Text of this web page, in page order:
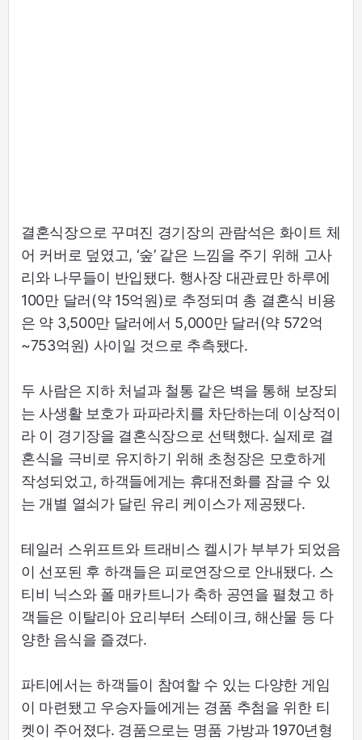
결혼식장으로 꾸며진 경기장의 관람석은 화이트 체
어 커버로 덮였고, ‘숲’ 같은 느낌을 주기 위해 고사
리와 나무들이 반입됐다. 행사장 대관료만 하루에
100만 달러(약 15억원)로 추정되며 총 결혼식 비용
은 약 3,500만 달러에서 5,000만 달러(약 572억
~753억원) 사이일 것으로 추측됐다.
두 사람은 지하 처널과 철통 같은 벽을 통해 보장되
는 사생활 보호가 파파라치를 차단하는데 이상적이
라 이 경기장을 결혼식장으로 선택했다. 실제로 결
혼식을 극비로 유지하기 위해 초청장은 모호하게
작성되었고, 하객들에게는 휴대전화를 잠글 수 있
는 개별 열쇠가 달린 유리 케이스가 제공됐다.
테일러 스위프트와 트래비스 켈시가 부부가 되었음
이 선포된 후 하객들은 피로연장으로 안내됐다. 스
티비 닉스와 폴 매카트니가 축하 공연을 펼쳤고 하
객들은 이탈리아 요리부터 스테이크, 해산물 등 다
양한 음식을 즐겼다.
파티에서는 하객들이 참여할 수 있는 다양한 게임
이 마련됐고 우승자들에게는 경품 추첨을 위한 티
켓이 주어졌다. 경품으로는 명품 가방과 1970년형